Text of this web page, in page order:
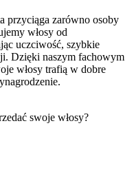
przyciąga zarówno osoby
włosy od
uczciwość, szybkie
Dzięki naszym fachowym
włosy trafią w dobre
swoje włosy?